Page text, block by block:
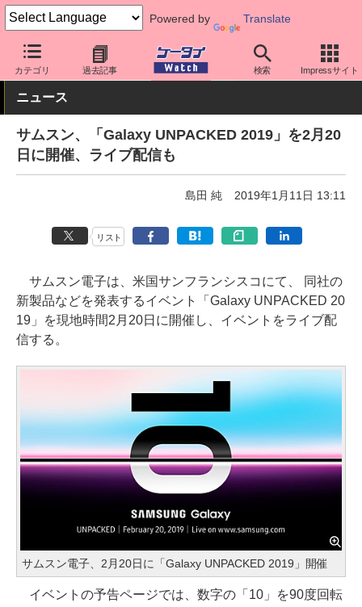
Powered by Translate
カテゴリ 過去記事 検索 Impressサイト
ケータイ Watch OS Android Galaxy
ニュース
サムスン、「Galaxy UNPACKED 2019」を2月20
日に開催、ライブ配信も
島田 純 2019年1月11日 13:11
リスト
サムスン電子は、米国サンフランシスコにて、 同社の
新製品などを発表するイベント「Galaxy UNPACKED 20
19」を現地時間2月20日に開催し、イベントをライブ配
信する。
サムスン電子、2月20日に「Galaxy UNPACKED 2019」開催
イベントの予告ページでは、数字の「10」を90度回転